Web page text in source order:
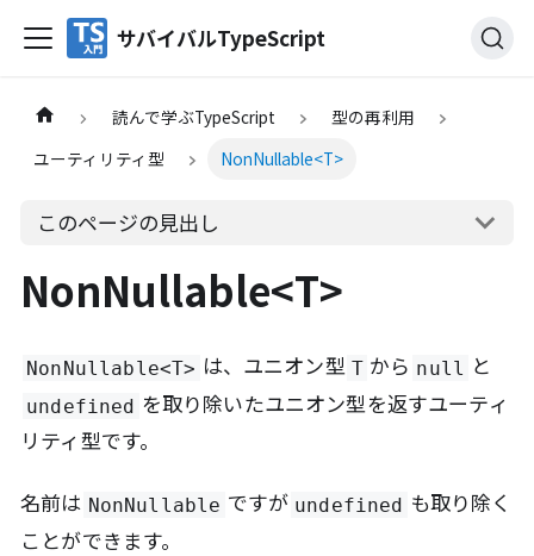
サバイバルTypeScript
読んで学ぶTypeScript
型の再利用
ユーティリティ型
NonNullable<T>
このページの見出し
NonNullable<T>
NonNullable<T> は、ユニオン型 T から null と
undefined を取り除いたユニオン型を返すユーティ
リティ型です。
名前は NonNullable ですが undefined も取り除く
ことができます。